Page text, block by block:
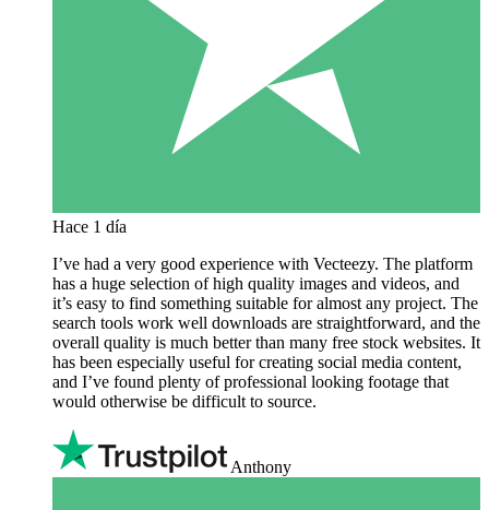
Hace 1 día
I’ve had a very good experience with Vecteezy. The platform
has a huge selection of high quality images and videos, and
it’s easy to find something suitable for almost any project. The
search tools work well downloads are straightforward, and the
overall quality is much better than many free stock websites. It
has been especially useful for creating social media content,
and I’ve found plenty of professional looking footage that
would otherwise be difficult to source.
Anthony